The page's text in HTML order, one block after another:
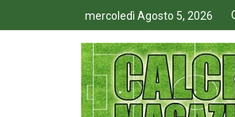
mercoledì Agosto 5, 2026